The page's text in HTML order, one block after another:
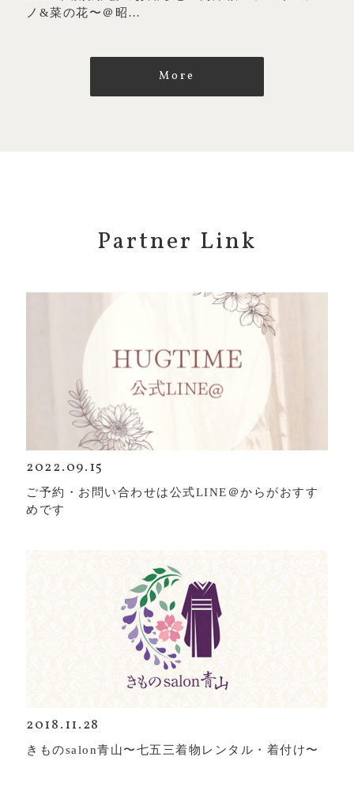
ノ&菜の花〜＠昭…
More
Partner Link
2022.09.15
ご予約・お問い合わせは公式LINE＠からがおすす
めです
2018.11.28
きものsalon青山〜七五三着物レンタル・着付け〜